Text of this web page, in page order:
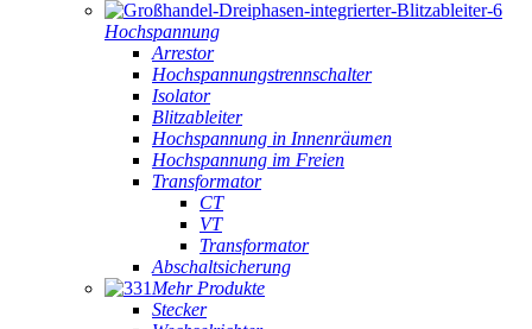
Hochspannung
Arrestor
Hochspannungstrennschalter
Isolator
Blitzableiter
Hochspannung in Innenräumen
Hochspannung im Freien
Transformator
CT
VT
Transformator
Abschaltsicherung
Mehr Produkte
Stecker